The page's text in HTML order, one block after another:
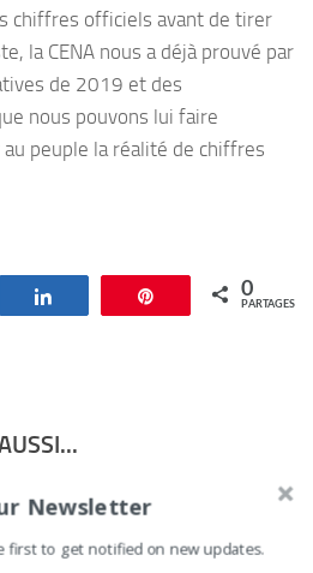
chiffres officiels avant de tirer
la CENA nous a déjà prouvé par
de 2019 et des
nous pouvons lui faire
peuple la réalité de chiffres
Épingle 0
PARTAGES
Bénin : après son audition
à la CRIET, Chabi Yayi
Newsletter
first to get notified on new updates.